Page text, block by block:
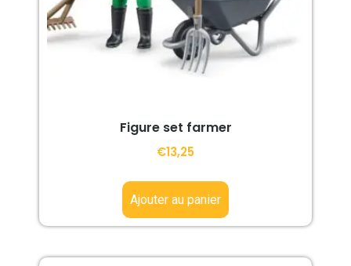
Figure set farmer
€13,25
Ajouter au panier